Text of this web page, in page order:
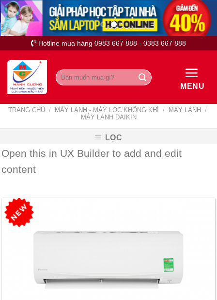
Skip
to
content
Hotline mua hàng 0983 667 888 - 0383 667 888
Tìm
kiếm:
MENU
TRANG CHỦ / MÁY LẠNH - MÁY LỌC KHÔNG KHÍ / MÁY LẠNH
/
MÁY LẠNH DAIKIN
LỌC
Open this in UX Builder to add and edit
content